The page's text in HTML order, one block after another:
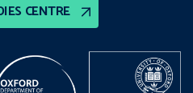
CENTRE